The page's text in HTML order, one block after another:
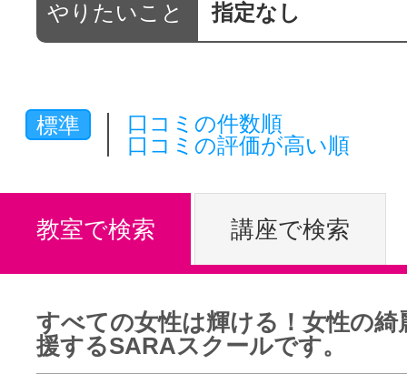
やりたいこ
特集をみる
グッドスク
やりたいこと 指定なし
標準
口コミの件数順
口コミの評価が高い順
教室で検索 講座で検索
すべての女性は輝ける！女性の綺
援するSARAスクールです。